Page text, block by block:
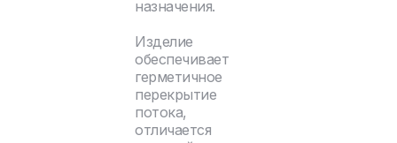
назначения.
Изделие
обеспечивает
герметичное
перекрытие
потока,
отличается